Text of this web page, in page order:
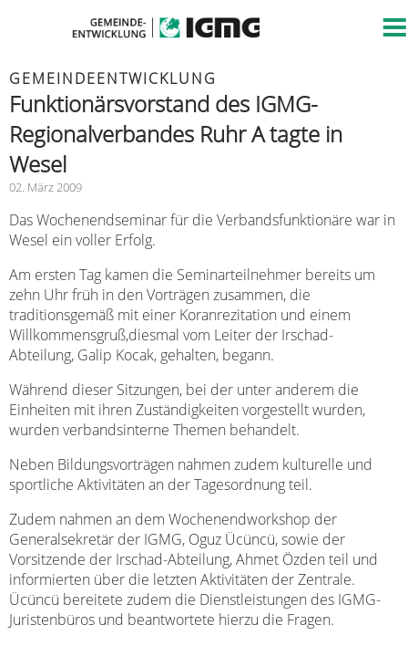
GEMEINDEENTWICKLUNG
Funktionärsvorstand des IGMG-
Regionalverbandes Ruhr A tagte in
Wesel
02. März 2009
Das Wochenendseminar für die Verbandsfunktionäre war in
Wesel ein voller Erfolg.
Am ersten Tag kamen die Seminarteilnehmer bereits um
zehn Uhr früh in den Vorträgen zusammen, die
traditionsgemäß mit einer Koranrezitation und einem
Willkommensgruß,diesmal vom Leiter der Irschad-
Abteilung, Galip Kocak, gehalten, begann.
Während dieser Sitzungen, bei der unter anderem die
Einheiten mit ihren Zuständigkeiten vorgestellt wurden,
wurden verbandsinterne Themen behandelt.
Neben Bildungsvorträgen nahmen zudem kulturelle und
sportliche Aktivitäten an der Tagesordnung teil.
Zudem nahmen an dem Wochenendworkshop der
Generalsekretär der IGMG, Oguz Ücüncü, sowie der
Vorsitzende der Irschad-Abteilung, Ahmet Özden teil und
informierten über die letzten Aktivitäten der Zentrale.
Ücüncü bereitete zudem die Dienstleistungen des IGMG-
Juristenbüros und beantwortete hierzu die Fragen.